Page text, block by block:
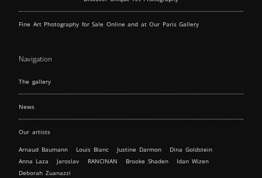
Fine Art Photography for Sale Online and at Our Paris Gallery
Navigation
The gallery
News
Our artists
Arnaud Baumann Louis Blanc Justine Darmon
Dina Goldstein
Anna Laza
Jaroslav RANCINAN Brooke Shaden
Idan Wizen
Deborah Zuanazzi